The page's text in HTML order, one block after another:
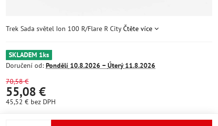
Trek Sada světel Ion 100 R/Flare R CityČtěte více
SKLADEM 1ks
Doručení od: Pondělí 10.8.2026 − Úterý11.8.2026
70,58 €
55,08 €
45,52 € bez DPH